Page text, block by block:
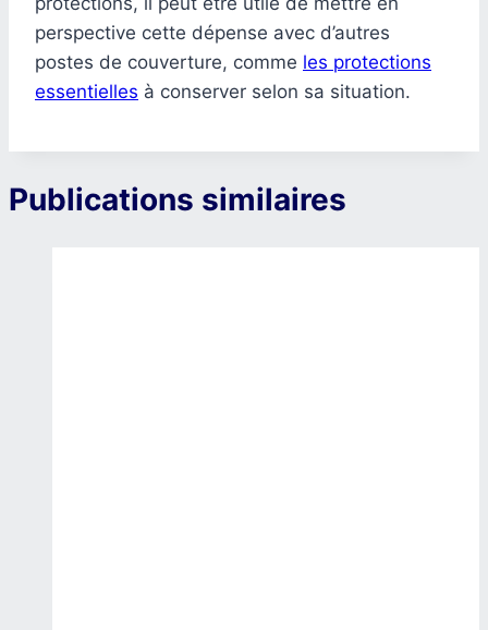
perspective cette dépense avec d’autres
postes de couverture, comme les protections
essentielles à conserver selon sa situation.
Publications similaires